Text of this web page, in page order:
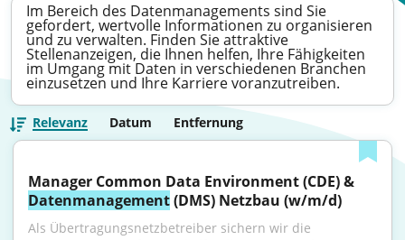
Im Bereich des Datenmanagements sind Sie
gefordert, wertvolle Informationen zu organisieren
und zu verwalten. Finden Sie attraktive
Stellenanzeigen, die Ihnen helfen, Ihre Fähigkeiten
im Umgang mit Daten in verschiedenen Branchen
einzusetzen und Ihre Karriere voranzutreiben.
Relevanz Datum Entfernung
Datenmanagement (DMS) Netzbau (w/m/d)
Als Übertragungsnetzbetreiber sichern wir die